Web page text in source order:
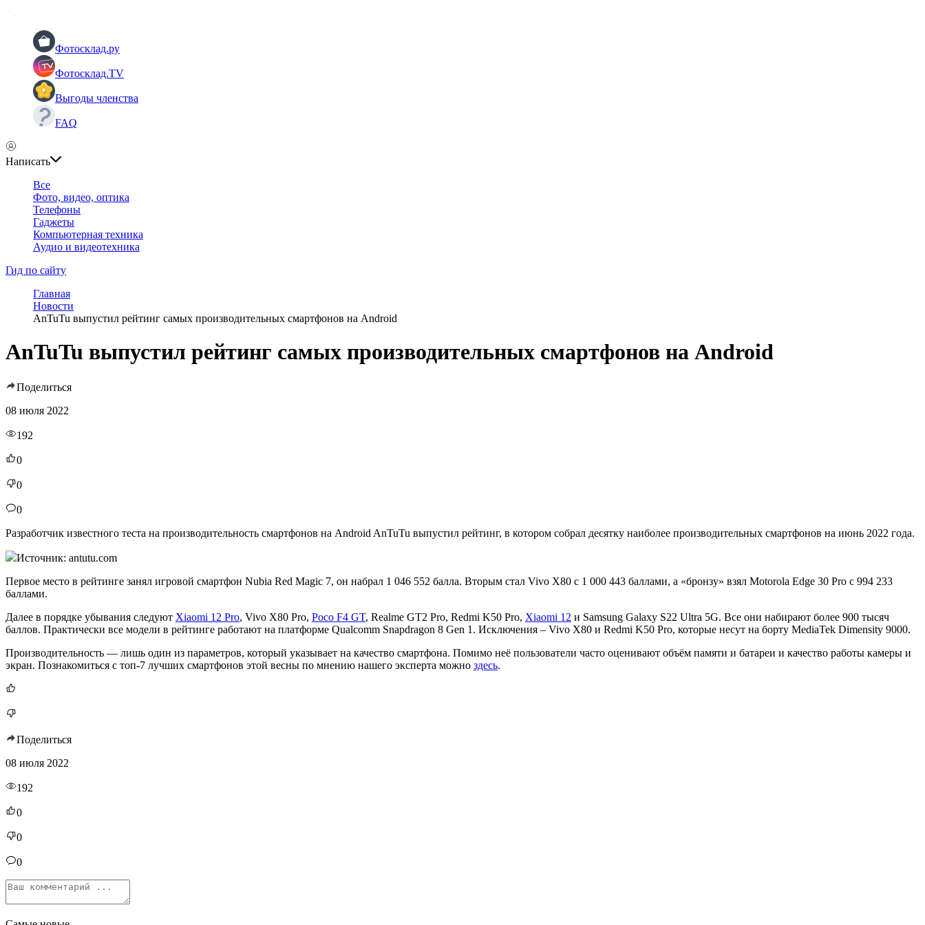
Фотосклад.ру
Фотосклад.TV
Выгоды членства
FAQ
Написать
Все
Фото, видео, оптика
Телефоны
Гаджеты
Компьютерная техника
Аудио и видеотехника
Гид по сайту
Главная
Новости
AnTuTu выпустил рейтинг самых производительных смартфонов на Android
AnTuTu выпустил рейтинг самых производительных смартфонов на Android
Поделиться
08 июля 2022
192
0
0
0
Разработчик известного теста на производительность смартфонов на Android AnTuTu выпустил рейтинг, в котором собрал десятку наиболее производительных смартфонов на июнь 2022 года.
Источник: antutu.com
Первое место в рейтинге занял игровой смартфон Nubia Red Magic 7, он набрал 1 046 552 балла. Вторым стал Vivo X80 с 1 000 443 баллами, а «бронзу» взял Motorola Edge 30 Pro с 994 233
баллами.
Далее в порядке убывания следуют Xiaomi 12 Pro, Vivo X80 Pro, Poco F4 GT, Realme GT2 Pro, Redmi K50 Pro, Xiaomi 12 и Samsung Galaxy S22 Ultra 5G. Все они набирают более 900 тысяч
баллов. Практически все модели в рейтинге работают на платформе Qualcomm Snapdragon 8 Gen 1. Исключения – Vivo X80 и Redmi K50 Pro, которые несут на борту MediaTek Dimensity 9000.
Производительность — лишь один из параметров, который указывает на качество смартфона. Помимо неё пользователи часто оценивают объём памяти и батареи и качество работы камеры и
экран. Познакомиться с топ-7 лучших смартфонов этой весны по мнению нашего эксперта можно здесь.
Поделиться
08 июля 2022
192
0
0
0